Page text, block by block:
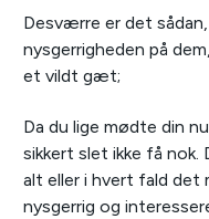
Desværre er det
nysgerrigheden på
et vildt gæt;
Da du lige mødte din
sikkert slet ikke få nok.
alt eller i hvert fald det
nysgerrig og